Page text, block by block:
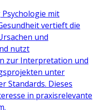
mit
vertieft die
und
nutzt
zur Interpretation und
unter
Standards. Dieses
in praxisrelevante